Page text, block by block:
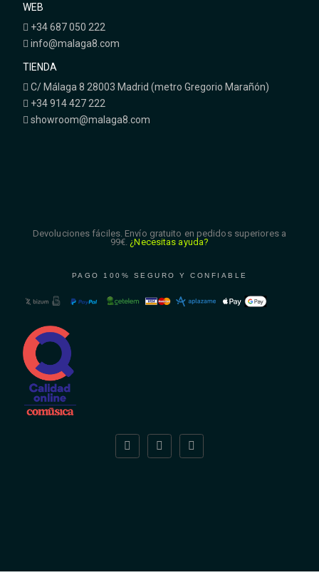
WEB
+34 687 050 222
info@malaga8.com
TIENDA
C/ Málaga 8 28003 Madrid (metro Gregorio Marañón)
+34 914 427 222
showroom@malaga8.com
Devoluciones fáciles. Envío gratuito en pedidos superiores a
99€. ¿Necesitas ayuda?
PAGO 100% SEGURO Y CONFIABLE